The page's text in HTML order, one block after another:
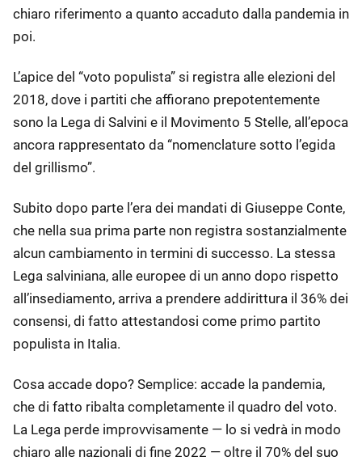
chiaro riferimento a quanto accaduto dalla pandemia in
poi.
L’apice del “voto populista” si registra alle elezioni del
2018, dove i partiti che affiorano prepotentemente
sono la Lega di Salvini e il Movimento 5 Stelle, all’epoca
ancora rappresentato da “nomenclature sotto l’egida
del grillismo”.
Subito dopo parte l’era dei mandati di Giuseppe Conte,
che nella sua prima parte non registra sostanzialmente
alcun cambiamento in termini di successo. La stessa
Lega salviniana, alle europee di un anno dopo rispetto
all’insediamento, arriva a prendere addirittura il 36% dei
consensi, di fatto attestandosi come primo partito
populista in Italia.
Cosa accade dopo? Semplice: accade la pandemia,
che di fatto ribalta completamente il quadro del voto.
La Lega perde improvvisamente — lo si vedrà in modo
chiaro alle nazionali di fine 2022 — oltre il 70% del suo